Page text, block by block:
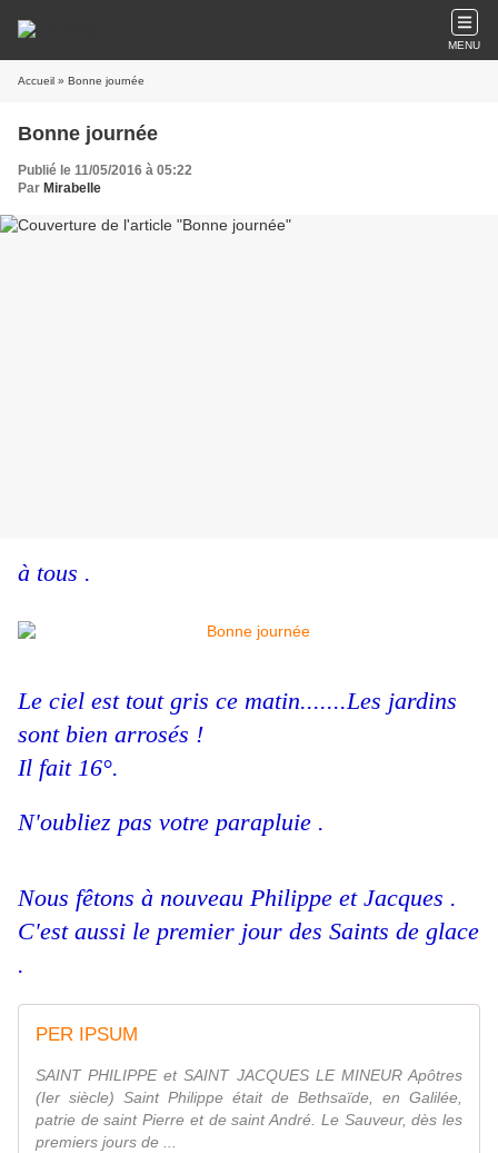
MENU
Accueil » Bonne journée
Bonne journée
Publié le 11/05/2016 à 05:22
Par Mirabelle
à tous .
Le ciel est tout gris ce matin.......Les jardins
sont bien arrosés !
Il fait 16°.
N'oubliez pas votre parapluie .
Nous fêtons à nouveau Philippe et Jacques .
C'est aussi le premier jour des Saints de glace
.
PER IPSUM
SAINT PHILIPPE et SAINT JACQUES LE MINEUR Apôtres
(Ier siècle) Saint Philippe était de Bethsaïde, en Galilée,
patrie de saint Pierre et de saint André. Le Sauveur, dès les
premiers jours de ...